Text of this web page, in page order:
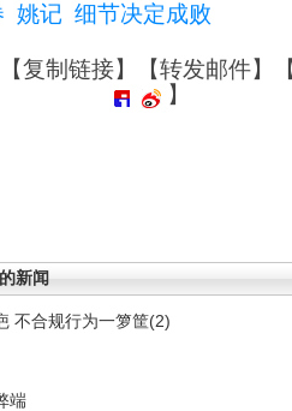
姚记 细节决定成败
复制链接】【转发邮件】
】
的新闻
不合规行为一箩筐(2)
端